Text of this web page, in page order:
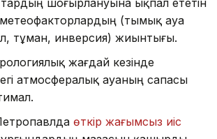
метеофакторлардың (тымық ауа
тұман, инверсия) жиынтығы.
жағдай кезінде
атмосфералық ауаның сапасы
өткір жағымсыз иіс